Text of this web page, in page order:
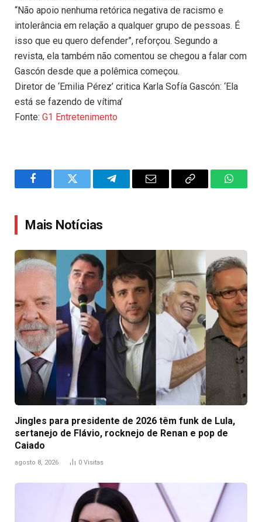
“Não apoio nenhuma retórica negativa de racismo e
intolerância em relação a qualquer grupo de pessoas. É
isso que eu quero defender”, reforçou. Segundo a
revista, ela também não comentou se chegou a falar com
Gascón desde que a polêmica começou.
Diretor de ‘Emilia Pérez’ critica Karla Sofía Gascón: ‘Ela
está se fazendo de vítima’
Fonte: G1 Entretenimento
FacebookTwitter TelegramEmail
Copy
Mais Notícias
Jingles para presidente de 2026 têm funk de Lula,
sertanejo de Flávio, rocknejo de Renan e pop de
Caiado
agosto 8, 2026 0 Visitas